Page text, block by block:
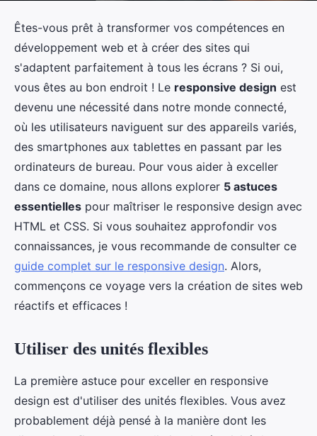
Êtes-vous prêt à transformer vos compétences en
développement web et à créer des sites qui
s'adaptent parfaitement à tous les écrans ? Si oui,
vous êtes au bon endroit ! Le responsive design est
devenu une nécessité dans notre monde connecté,
où les utilisateurs naviguent sur des appareils variés,
des smartphones aux tablettes en passant par les
ordinateurs de bureau. Pour vous aider à exceller
dans ce domaine, nous allons explorer 5 astuces
essentielles pour maîtriser le responsive design avec
HTML et CSS. Si vous souhaitez approfondir vos
connaissances, je vous recommande de consulter ce
guide complet sur le responsive design. Alors,
commençons ce voyage vers la création de sites web
réactifs et efficaces !
Utiliser des unités flexibles
La première astuce pour exceller en responsive
design est d'utiliser des unités flexibles. Vous avez
probablement déjà pensé à la manière dont les